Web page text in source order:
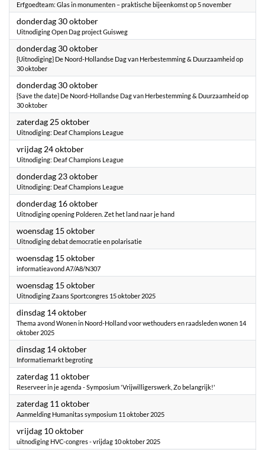
Erfgoedteam: Glas in monumenten – praktische bijeenkomst op 5 november
donderdag 30 oktober2025
Uitnodiging Open Dag project Guisweg
donderdag 30 oktober2025
{Uitnodiging} De Noord-Hollandse Dag van Herbestemming & Duurzaamheid op
30 oktober
donderdag 30 oktober2025
{Save the date} De Noord-Hollandse Dag van Herbestemming & Duurzaamheid op
30 oktober
zaterdag 25 oktober2025
Uitnodiging: Deaf Champions League
vrijdag 24 oktober2025
Uitnodiging: Deaf Champions League
donderdag 23 oktober2025
Uitnodiging: Deaf Champions League
donderdag 16 oktober2025
Uitnodiging opening Polderen. Zet het land naar je hand
woensdag 15 oktober2025
Uitnodiging debat democratie en polarisatie
woensdag 15 oktober2025
informatieavond A7/A8/N307
woensdag 15 oktober2025
Uitnodiging Zaans Sportcongres 15 oktober 2025
dinsdag 14 oktober2025
Thema avond Wonen in Noord-Holland voor wethouders en raadsleden wonen 14
oktober 2025
dinsdag 14 oktober2025
Informatiemarkt begroting
zaterdag 11 oktober2025
Reserveer in je agenda - Symposium 'Vrijwilligerswerk, Zo belangrijk!'
zaterdag 11 oktober2025
Aanmelding Humanitas symposium 11 oktober 2025
vrijdag 10 oktober2025
uitnodiging HVC-congres - vrijdag 10 oktober 2025